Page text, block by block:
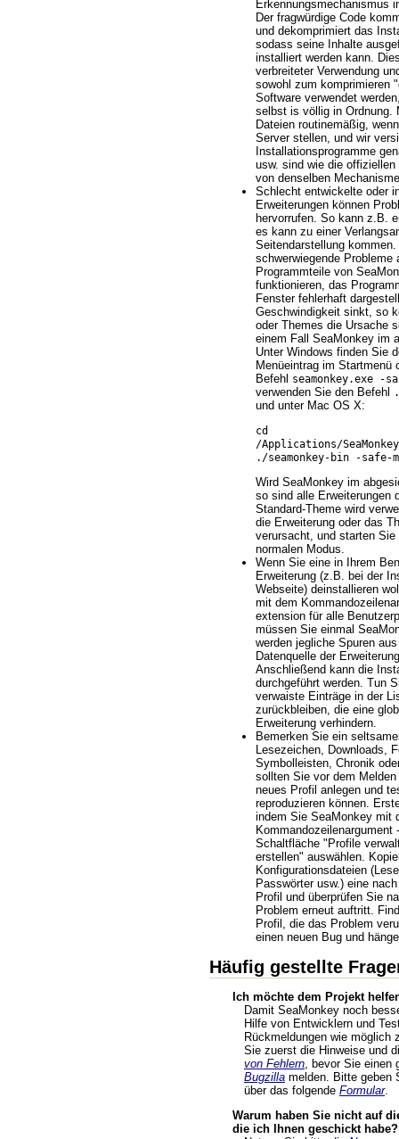
Erkennungsmechanismus
Der fragwürdige Code
und dekomprimiert das
sodass seine Inhalte
installiert werden kann.
verbreiteter Verwendung
sowohl zum komprimieren
Software verwendet
selbst is völlig in Ordnung.
Dateien routinemäßig,
Server stellen, und wir
Installationsprogramme
usw. sind wie die
von denselben
Schlecht entwickelte oder
Erweiterungen können
hervorrufen. So kann z.B.
es kann zu einer
Seitendarstellung
schwerwiegende
Programmteile von
funktionieren, das
Fenster fehlerhaft
Geschwindigkeit sinkt, so
oder Themes die Ursache
einem Fall SeaMonkey im
Unter Windows finden Sie
Menüeintrag im Startmenü
Befehl seamonkey.exe -
verwenden Sie den Befehl
und unter Mac OS X:
cd
/Applications/
./seamonkey-bin -safe-
Wird SeaMonkey im
so sind alle Erweiterungen
Standard-Theme wird
die Erweiterung oder das
verursacht, und starten
normalen Modus.
Wenn Sie eine in Ihrem
Erweiterung (z.B. bei der
Webseite) deinstallieren
mit dem
extension für alle
müssen Sie einmal
werden jegliche Spuren
Datenquelle der
Anschließend kann die
durchgeführt werden. Tun
verwaiste Einträge in der
zurückbleiben, die eine
Erweiterung verhindern.
Bemerken Sie ein
Lesezeichen, Downloads,
Symbolleisten, Chronik
sollten Sie vor dem
neues Profil anlegen und
reproduzieren können.
indem Sie SeaMonkey mit
Kommandozeilenargument
Schaltfläche "Profile
erstellen" auswählen.
Konfigurationsdateien
Passwörter usw.) eine
Profil und überprüfen Sie
Problem erneut auftritt.
Profil, die das Problem
einen neuen Bug und
Häufig gestellte
Ich möchte dem Projekt
Damit SeaMonkey noch
Hilfe von Entwicklern und
Rückmeldungen wie möglich
Sie zuerst die Hinweise und
von Fehlern, bevor Sie einen
Bugzilla melden. Bitte geben
über das folgende Formular.
Warum haben Sie nicht auf
die ich Ihnen geschickt habe?